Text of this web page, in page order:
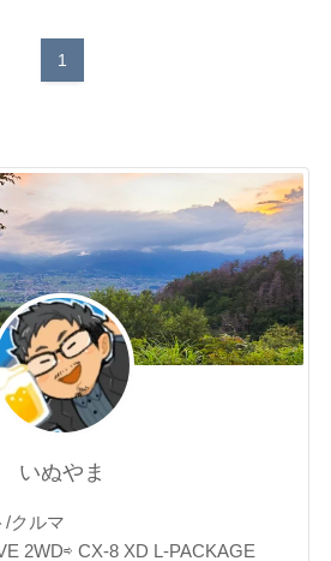
1
いぬやま
/クルマ
2WD⇨ CX-8 XD L-PACKAGE